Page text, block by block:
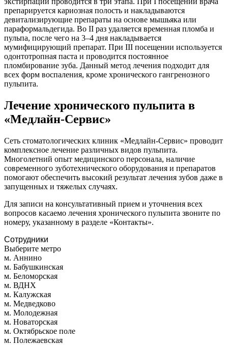
препарируется кариозная полость и накладываются
девитализирующие препараты на основе мышьяка или
параформальдегида. Во II раз удаляется временная пломба и
пульпа, после чего на 3–4 дня накладывается
мумифицирующий препарат. При III посещении используется
одонтотропная паста и проводится постоянное
пломбирование зуба. Данный метод лечения подходит для
всех форм воспаления, кроме хронического гангренозного
пульпита.
Лечение хронического пульпита в
«Медлайн-Сервис»
Сеть стоматологических клиник «Медлайн-Сервис» проводит
комплексное лечение различных видов пульпита.
Многолетний опыт медицинского персонала, наличие
современного зуботехнического оборудования и препаратов
помогают обеспечить высокий результат лечения зубов даже в
запущенных и тяжелых случаях.
Для записи на консультативный прием и уточнения всех
вопросов касаемо лечения хронического пульпита звоните по
номеру, указанному в разделе «Контакты».
Сотрудники
Выберите метро
м. Аннино
м. Бабушкинская
м. Беломорская
м. ВДНХ
м. Калужская
м. Медведково
м. Молодежная
м. Новаторская
м. Октябрьское поле
м. Полежаевская